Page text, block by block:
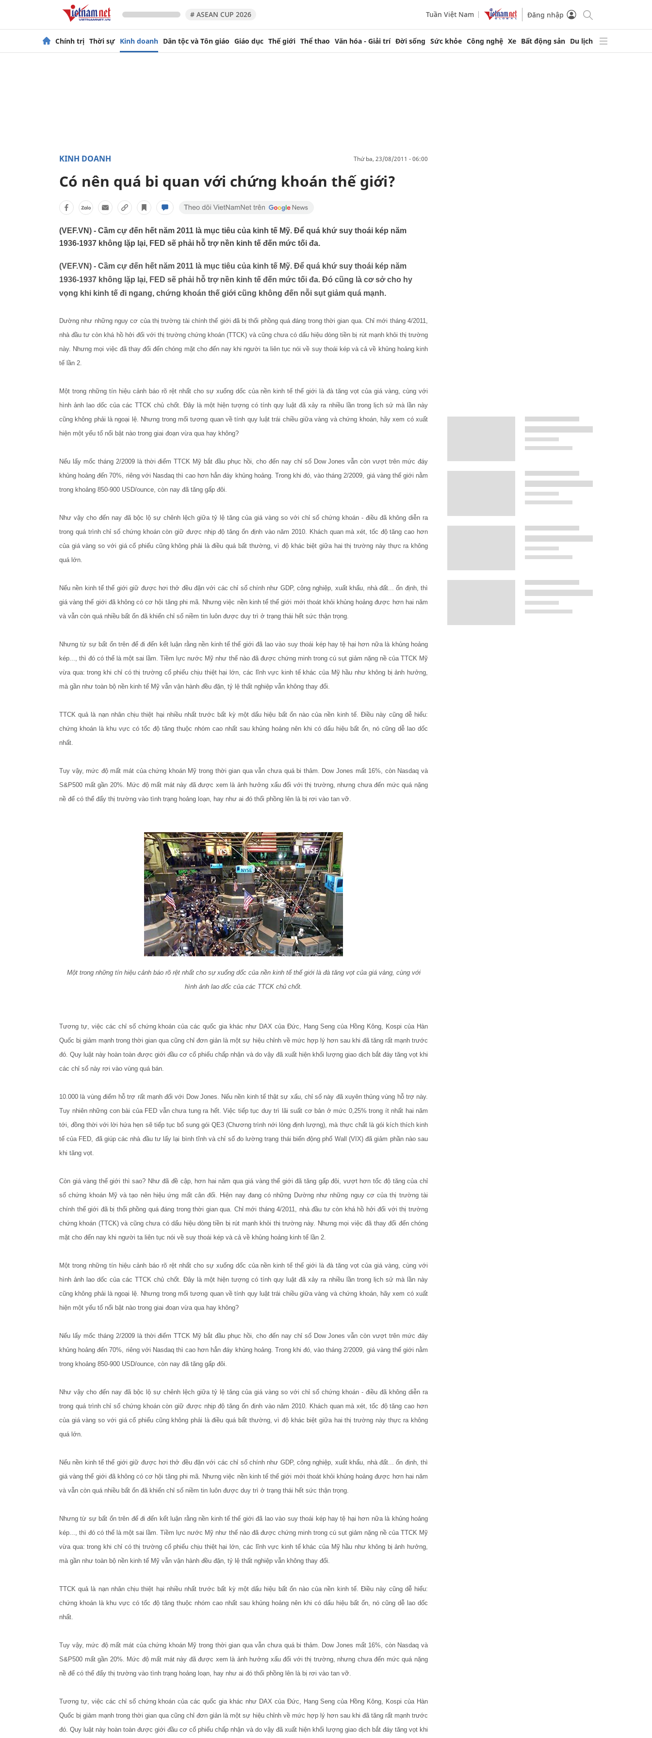
# ASEAN CUP 2026 Tuần Việt Nam Đăng nhập
Chính trị Thời sự Kinh doanh Dân tộc và Tôn giáo Giáo dục Thế giới Thể thao Văn hóa - Giải trí Đời sống Sức khỏe Công nghệ Xe Bất động sản Du lịch
KINH DOANH thứ ba, 23/08/2011 - 06:00
Có nên quá bi quan với chứng khoán thế giới?
(VEF.VN) - Cầm cự đến hết năm 2011 là mục tiêu của kinh tế Mỹ. Để quá khứ suy thoái kép năm
1936-1937 không lặp lại, FED sẽ phải hỗ trợ nền kinh tế đến mức tối đa.
(VEF.VN) - Cầm cự đến hết năm 2011 là mục tiêu của kinh tế Mỹ. Để quá khứ suy thoái kép năm
1936-1937 không lặp lại, FED sẽ phải hỗ trợ nền kinh tế đến mức tối đa. Đó cũng là cơ sở cho hy
vọng khi kinh tế đi ngang, chứng khoán thế giới cũng không đến nỗi sụt giảm quá mạnh.
Dường như những nguy cơ của thị trường tài chính thế giới đã bị thổi phồng quá đáng trong thời gian qua. Chỉ mới tháng 4/2011,
nhà đầu tư còn khá hồ hởi đối với thị trường chứng khoán (TTCK) và cũng chưa có dấu hiệu dòng tiền bị rút mạnh khỏi thị trường
này. Nhưng mọi việc đã thay đổi đến chóng mặt cho đến nay khi người ta liên tục nói về suy thoái kép và cả về khủng hoảng kinh
tế lần 2.
Một trong những tín hiệu cảnh báo rõ rệt nhất cho sự xuống dốc của nền kinh tế thế giới là đà tăng vọt của giá vàng, cùng với
hình ảnh lao dốc của các TTCK chủ chốt. Đây là một hiện tượng có tính quy luật đã xảy ra nhiều lần trong lịch sử mà lần này
cũng không phải là ngoại lệ. Nhưng trong mối tương quan về tính quy luật trái chiều giữa vàng và chứng khoán, hãy xem có xuất
hiện một yếu tố nổi bật nào trong giai đoạn vừa qua hay không?
Nếu lấy mốc tháng 2/2009 là thời điểm TTCK Mỹ bắt đầu phục hồi, cho đến nay chỉ số Dow Jones vẫn còn vượt trên mức đáy
khủng hoảng đến 70%, riêng với Nasdaq thì cao hơn hẳn đáy khủng hoảng. Trong khi đó, vào tháng 2/2009, giá vàng thế giới nằm
trong khoảng 850-900 USD/ounce, còn nay đã tăng gấp đôi.
Như vậy cho đến nay đã bộc lộ sự chênh lệch giữa tỷ lệ tăng của giá vàng so với chỉ số chứng khoán - điều đã không diễn ra
trong quá trình chỉ số chứng khoán còn giữ được nhịp độ tăng ổn định vào năm 2010. Khách quan mà xét, tốc độ tăng cao hơn
của giá vàng so với giá cổ phiếu cũng không phải là điều quá bất thường, vì độ khác biệt giữa hai thị trường này thực ra không
quá lớn.
Nếu nền kinh tế thế giới giữ được hơi thở đều đặn với các chỉ số chính như GDP, công nghiệp, xuất khẩu, nhà đất... ổn định, thì
giá vàng thế giới đã không có cơ hội tăng phi mã. Nhưng việc nền kinh tế thế giới mới thoát khỏi khủng hoảng được hơn hai năm
và vẫn còn quá nhiều bất ổn đã khiến chỉ số niềm tin luôn được duy trì ở trạng thái hết sức thận trọng.
Nhưng từ sự bất ổn trên để đi đến kết luận rằng nền kinh tế thế giới đã lao vào suy thoái kép hay tệ hại hơn nữa là khủng hoảng
kép..., thì đó có thể là một sai lầm. Tiềm lực nước Mỹ như thế nào đã được chứng minh trong cú sụt giảm nặng nề của TTCK Mỹ
vừa qua: trong khi chỉ có thị trường cổ phiếu chịu thiệt hại lớn, các lĩnh vực kinh tế khác của Mỹ hầu như không bị ảnh hưởng,
mà gần như toàn bộ nền kinh tế Mỹ vẫn vận hành đều đặn, tỷ lệ thất nghiệp vẫn không thay đổi.
TTCK quả là nạn nhân chịu thiệt hại nhiều nhất trước bất kỳ một dấu hiệu bất ổn nào của nền kinh tế. Điều này cũng dễ hiểu:
chứng khoán là khu vực có tốc độ tăng thuộc nhóm cao nhất sau khủng hoảng nên khi có dấu hiệu bất ổn, nó cũng dễ lao dốc
nhất.
Tuy vậy, mức độ mất mát của chứng khoán Mỹ trong thời gian qua vẫn chưa quá bi thảm. Dow Jones mất 16%, còn Nasdaq và
S&P500 mất gần 20%. Mức độ mất mát này đã được xem là ảnh hưởng xấu đối với thị trường, nhưng chưa đến mức quá nặng
nề để có thể đẩy thị trường vào tình trạng hoảng loạn, hay như ai đó thổi phồng lên là bị rơi vào tan vỡ.
Một trong những tín hiệu cảnh báo rõ rệt nhất cho sự xuống dốc của nền kinh tế thế giới là đà tăng vọt của giá vàng, cùng với
hình ảnh lao dốc của các TTCK chủ chốt.
Tương tự, việc các chỉ số chứng khoán của các quốc gia khác như DAX của Đức, Hang Seng của Hồng Kông, Kospi của Hàn
Quốc bị giảm mạnh trong thời gian qua cũng chỉ đơn giản là một sự hiệu chỉnh về mức hợp lý hơn sau khi đã tăng rất mạnh trước
đó. Quy luật này hoàn toàn được giới đầu cơ cổ phiếu chấp nhận và do vậy đã xuất hiện khối lượng giao dịch bắt đáy tăng vọt khi
các chỉ số này rơi vào vùng quá bán.
10.000 là vùng điểm hỗ trợ rất mạnh đối với Dow Jones. Nếu nền kinh tế thật sự xấu, chỉ số này đã xuyên thủng vùng hỗ trợ này.
Tuy nhiên những con bài của FED vẫn chưa tung ra hết. Việc tiếp tục duy trì lãi suất cơ bản ở mức 0,25% trong ít nhất hai năm
tới, đồng thời với lời hứa hẹn sẽ tiếp tục bổ sung gói QE3 (Chương trình nới lỏng định lượng), mà thực chất là gói kích thích kinh
tế của FED, đã giúp các nhà đầu tư lấy lại bình tĩnh và chỉ số đo lường trạng thái biến động phố Wall (VIX) đã giảm phần nào sau
khi tăng vọt.
Còn giá vàng thế giới thì sao? Như đã đề cập, hơn hai năm qua giá vàng thế giới đã tăng gấp đôi, vượt hơn tốc độ tăng của chỉ
số chứng khoán Mỹ và tạo nên hiệu ứng mất cân đối. Hiện nay đang có những Dường như những nguy cơ của thị trường tài
chính thế giới đã bị thổi phồng quá đáng trong thời gian qua. Chỉ mới tháng 4/2011, nhà đầu tư còn khá hồ hởi đối với thị trường
chứng khoán (TTCK) và cũng chưa có dấu hiệu dòng tiền bị rút mạnh khỏi thị trường này. Nhưng mọi việc đã thay đổi đến chóng
mặt cho đến nay khi người ta liên tục nói về suy thoái kép và cả về khủng hoảng kinh tế lần 2.
Một trong những tín hiệu cảnh báo rõ rệt nhất cho sự xuống dốc của nền kinh tế thế giới là đà tăng vọt của giá vàng, cùng với
hình ảnh lao dốc của các TTCK chủ chốt. Đây là một hiện tượng có tính quy luật đã xảy ra nhiều lần trong lịch sử mà lần này
cũng không phải là ngoại lệ. Nhưng trong mối tương quan về tính quy luật trái chiều giữa vàng và chứng khoán, hãy xem có xuất
hiện một yếu tố nổi bật nào trong giai đoạn vừa qua hay không?
Nếu lấy mốc tháng 2/2009 là thời điểm TTCK Mỹ bắt đầu phục hồi, cho đến nay chỉ số Dow Jones vẫn còn vượt trên mức đáy
khủng hoảng đến 70%, riêng với Nasdaq thì cao hơn hẳn đáy khủng hoảng. Trong khi đó, vào tháng 2/2009, giá vàng thế giới nằm
trong khoảng 850-900 USD/ounce, còn nay đã tăng gấp đôi.
Như vậy cho đến nay đã bộc lộ sự chênh lệch giữa tỷ lệ tăng của giá vàng so với chỉ số chứng khoán - điều đã không diễn ra
trong quá trình chỉ số chứng khoán còn giữ được nhịp độ tăng ổn định vào năm 2010. Khách quan mà xét, tốc độ tăng cao hơn
của giá vàng so với giá cổ phiếu cũng không phải là điều quá bất thường, vì độ khác biệt giữa hai thị trường này thực ra không
quá lớn.
Nếu nền kinh tế thế giới giữ được hơi thở đều đặn với các chỉ số chính như GDP, công nghiệp, xuất khẩu, nhà đất... ổn định, thì
giá vàng thế giới đã không có cơ hội tăng phi mã. Nhưng việc nền kinh tế thế giới mới thoát khỏi khủng hoảng được hơn hai năm
và vẫn còn quá nhiều bất ổn đã khiến chỉ số niềm tin luôn được duy trì ở trạng thái hết sức thận trọng.
Nhưng từ sự bất ổn trên để đi đến kết luận rằng nền kinh tế thế giới đã lao vào suy thoái kép hay tệ hại hơn nữa là khủng hoảng
kép..., thì đó có thể là một sai lầm. Tiềm lực nước Mỹ như thế nào đã được chứng minh trong cú sụt giảm nặng nề của TTCK Mỹ
vừa qua: trong khi chỉ có thị trường cổ phiếu chịu thiệt hại lớn, các lĩnh vực kinh tế khác của Mỹ hầu như không bị ảnh hưởng,
mà gần như toàn bộ nền kinh tế Mỹ vẫn vận hành đều đặn, tỷ lệ thất nghiệp vẫn không thay đổi.
TTCK quả là nạn nhân chịu thiệt hại nhiều nhất trước bất kỳ một dấu hiệu bất ổn nào của nền kinh tế. Điều này cũng dễ hiểu:
chứng khoán là khu vực có tốc độ tăng thuộc nhóm cao nhất sau khủng hoảng nên khi có dấu hiệu bất ổn, nó cũng dễ lao dốc
nhất.
Tuy vậy, mức độ mất mát của chứng khoán Mỹ trong thời gian qua vẫn chưa quá bi thảm. Dow Jones mất 16%, còn Nasdaq và
S&P500 mất gần 20%. Mức độ mất mát này đã được xem là ảnh hưởng xấu đối với thị trường, nhưng chưa đến mức quá nặng
nề để có thể đẩy thị trường vào tình trạng hoảng loạn, hay như ai đó thổi phồng lên là bị rơi vào tan vỡ.
Tương tự, việc các chỉ số chứng khoán của các quốc gia khác như DAX của Đức, Hang Seng của Hồng Kông, Kospi của Hàn
Quốc bị giảm mạnh trong thời gian qua cũng chỉ đơn giản là một sự hiệu chỉnh về mức hợp lý hơn sau khi đã tăng rất mạnh trước
đó. Quy luật này hoàn toàn được giới đầu cơ cổ phiếu chấp nhận và do vậy đã xuất hiện khối lượng giao dịch bắt đáy tăng vọt khi